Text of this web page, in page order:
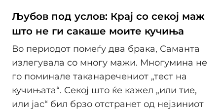
Љубов под услов: Крај со секој маж
што не ги сакаше моите кучиња
Во периодот помеѓу два брака, Саманта
излегувала со многу мажи. Многумина не
го поминале таканаречениот „тест на
кучињата“. Секој што ќе кажел „или тие,
или јас“ бил брзо отстранет од нејзиниот